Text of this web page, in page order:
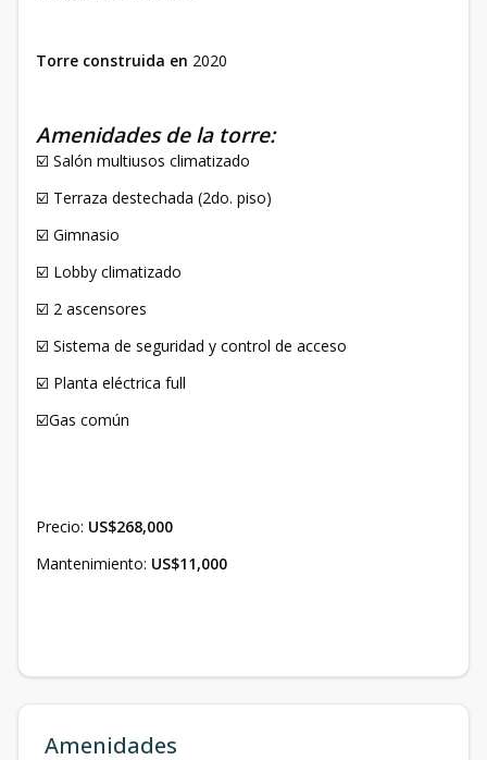
Torre construida en 2020
Amenidades de la torre:
☑️ Salón multiusos climatizado
☑️ Terraza destechada (2do. piso)
☑️ Gimnasio
☑️ Lobby climatizado
☑️ 2 ascensores
☑️ Sistema de seguridad y control de acceso
☑️ Planta eléctrica full
☑️Gas común
Precio: US$268,000
Mantenimiento: US$11,000
Amenidades